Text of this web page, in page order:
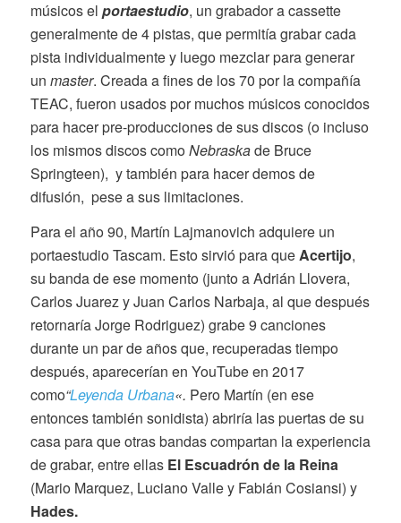
músicos el portaestudio, un grabador a cassette
generalmente de 4 pistas, que permitía grabar cada
pista individualmente y luego mezclar para generar
un master. Creada a fines de los 70 por la compañía
TEAC, fueron usados por muchos músicos conocidos
para hacer pre-producciones de sus discos (o incluso
los mismos discos comoNebraskade Bruce
Springteen), y también para hacer demos de
difusión, pese a sus limitaciones.
Para el año 90, Martín Lajmanovich adquiere un
portaestudio Tascam. Esto sirvió para queAcertijo,
su banda de ese momento (junto a Adrián Llovera,
Carlos Juarez y Juan Carlos Narbaja, al que después
retornaría Jorge Rodriguez) grabe 9 canciones
durante un par de años que, recuperadas tiempo
después, aparecerían en YouTube en 2017
como“Leyenda Urbana«. Pero Martín (en ese
entonces también sonidista) abriría las puertas de su
casa para que otras bandas compartan la experiencia
de grabar, entre ellas El Escuadrón de la Reina
(Mario Marquez, Luciano Valle y Fabián Cosiansi) y
Hades.